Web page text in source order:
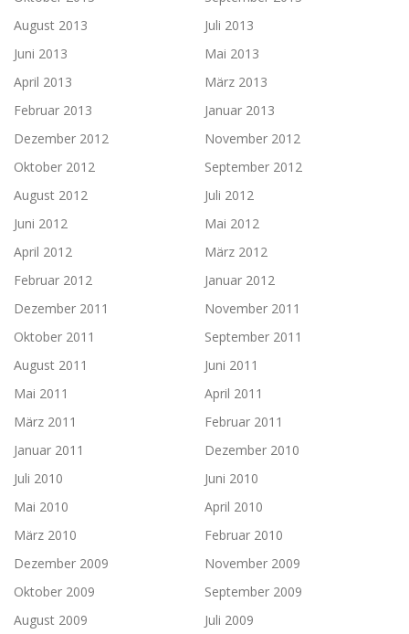
August 2013
Juli 2013
Juni 2013
Mai 2013
April 2013
März 2013
Februar 2013
Januar 2013
Dezember 2012
November 2012
Oktober 2012
September 2012
August 2012
Juli 2012
Juni 2012
Mai 2012
April 2012
März 2012
Februar 2012
Januar 2012
Dezember 2011
November 2011
Oktober 2011
September 2011
August 2011
Juni 2011
Mai 2011
April 2011
März 2011
Februar 2011
Januar 2011
Dezember 2010
Juli 2010
Juni 2010
Mai 2010
April 2010
März 2010
Februar 2010
Dezember 2009
November 2009
Oktober 2009
September 2009
August 2009
Juli 2009